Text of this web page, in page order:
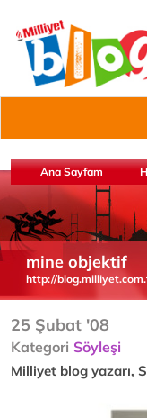
Ana Sayfam
mine objektif
http://
25 Şubat '08
Kategori Söyleşi
Milliyet blog yazarı,